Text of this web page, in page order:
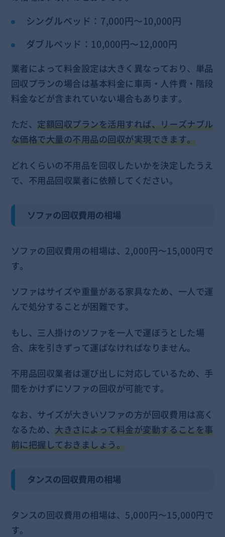
シングルベッド：7,000円〜10,000円
ダブルベッド：10,000円〜12,000円
業者によって料金設定は大きく異なっており、単品
回収プランの場合は基本料金に車両・人件費・階段
料金などが含まれていない場合もあります。
ただ、定額回収プランを活用すれば、リーズナブル
な価格で大量の不用品の回収が実現できます。
どれくらいの不用品を回収したいかを決定したうえ
で、不用品回収業者に依頼してください。
ソファの回収費用の相場
ソファの回収費用の相場は、2,000円〜15,000円で
す。
ソファはサイズや重量がある家具なため、一人で運
んで処分することが困難です。
もし、三人掛けのソファを一人で運ぼうとした場
合、床を引きずって運ばなければなりません。
不用品回収業者は運び出しに対応しているため、手
間をかけずにソファの回収が可能です。
なお、サイズが大きいソファの方が回収費用は高く
なるため、大きさによって料金が変動することを事
前に把握しておきましょう。
タンスの回収費用の相場
タンスの回収費用の相場は、5,000円〜15,000円で
す。